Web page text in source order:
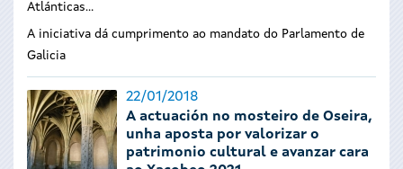
Atlánticas...
A iniciativa dá cumprimento ao mandato do Parlamento de
Galicia
22/01/2018
A actuación no mosteiro de Oseira,
unha aposta por valorizar o
patrimonio cultural e avanzar cara